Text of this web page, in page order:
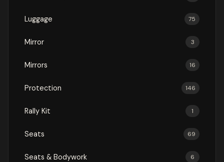
Luggage 75
Mirror 3
Mirrors 16
Protection 146
Rally Kit 1
Seats 69
Seats & Bodywork 6